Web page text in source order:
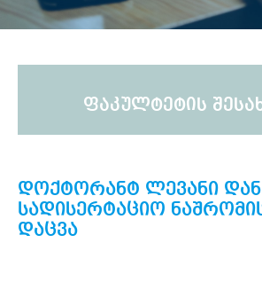
ფაკულტეტის
დოქტორანტ ლევანი
სადისერტაციო
დაცვა